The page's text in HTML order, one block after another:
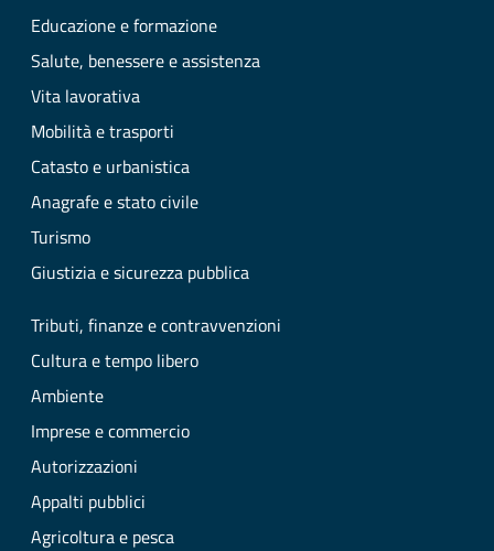
Educazione e formazione
Salute, benessere e assistenza
Vita lavorativa
Mobilità e trasporti
Catasto e urbanistica
Anagrafe e stato civile
Turismo
Giustizia e sicurezza pubblica
Tributi, finanze e contravvenzioni
Cultura e tempo libero
Ambiente
Imprese e commercio
Autorizzazioni
Appalti pubblici
Agricoltura e pesca